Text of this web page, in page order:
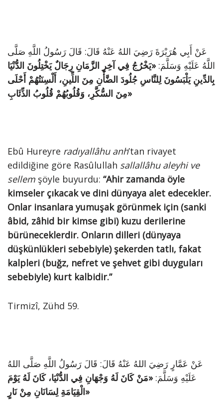
عَنْ أَبِي هُرَيْرَةَ رَضِيَ اللهُ عَنْهُ قَالَ: قَالَ رَسُولُ اللَّهِ صَلَّى
اللَّهُ عَلَيْهِ وَسَلَّمَ:«يَخْرُجُ فِي آخِرِ الزَّمَانِ رِجَالٌ يَخْتِلُونَ الدُّنْيَا
بِالدِّينِ يَلْبَسُونَ لِلنَّاسِ جُلُودَ الضَّأْنِ مِنَ اللِّينِ، أَلْسِنَتُهُمْ أَحْلَى
مِنَ السُّكَّرِ، وَقُلُوبُهُمْ قُلُوبُ الذِّئَابِ»
Ebû Hureyre radıyallâhu anh’tan rivayet
edildiğine göre Rasûlullah sallallâhu aleyhi ve
sellem şöyle buyurdu: “Ahir zamanda öyle
kimseler çıkacak ve dini dünyaya alet edecekler.
Onlar insanlara yumuşak görünmek için (sanki
âbid, zâhid bir kimse gibi) kuzu derilerine
bürüneceklerdir. Onların dilleri (dünyaya
düşkünlükleri sebebiyle) şekerden tatlı, fakat
kalpleri (buğz, nefret ve şehvet gibi duyguları
sebebiyle) kurt kalbidir.”
Tirmizî, Zühd 59.
عَنْ عَمَّارٍ رَضِيَ اللهُ عَنْهُ قَالَ: قَالَ رَسُولُ اللَّهِ صَلَّى اللهُ
عَلَيْهِ وَسَلَّمَ:«مَنْ كَانَ لَهُ وَجْهَانِ فِي الدُّنْيَا، كَانَ لَهُ يَوْمَ
الْقِيَامَةِ لِسَانَانِ مِنْ نَارٍ»